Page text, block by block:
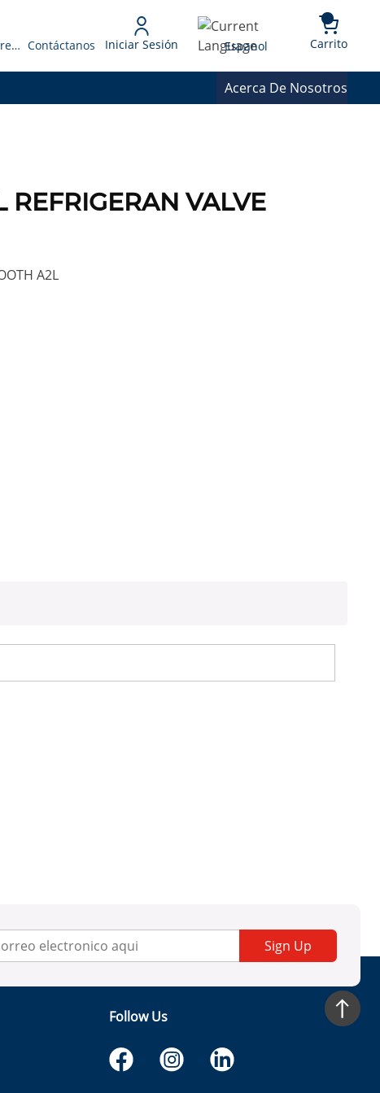
Solicitar Presupuesto Contáctanos Iniciar Sesión Language
Espanol Carrito{0}
Acerca De Nosotros
REFRIGERAN VALVE
A2L
Sign Up
Follow Us